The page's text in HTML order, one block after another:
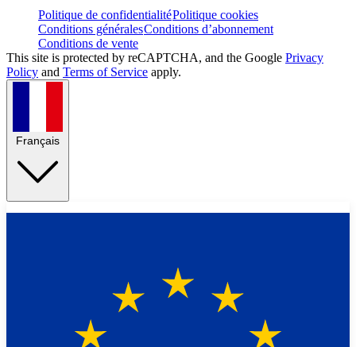
Politique de confidentialitéPolitique cookies
Conditions généralesConditions d’abonnement
Conditions de vente
This site is protected by reCAPTCHA, and the Google Privacy
Policy and Terms of Service apply.
Français